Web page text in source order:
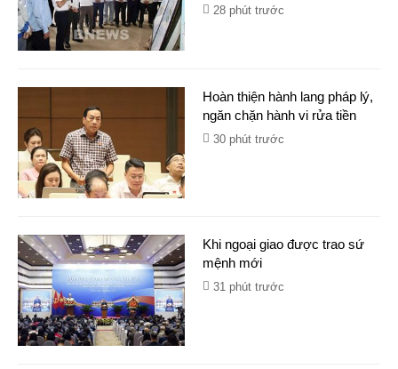
28 phút trước
Hoàn thiện hành lang pháp lý,
ngăn chặn hành vi rửa tiền
30 phút trước
Khi ngoại giao được trao sứ
mệnh mới
31 phút trước